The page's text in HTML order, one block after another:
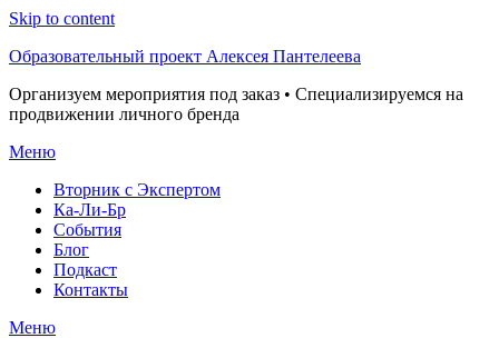
Skip to content
Образовательный проект Алексея Пантелеева
Организуем мероприятия под заказ • Специализируемся на
продвижении личного бренда
Меню
Вторник с Экспертом
Ка-Ли-Бр
События
Блог
Подкаст
Контакты
Меню